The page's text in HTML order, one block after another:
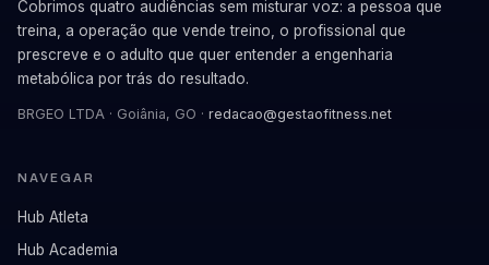
Cobrimos quatro audiências sem misturar voz: a pessoa que
treina, a operação que vende treino, o profissional que
prescreve e o adulto que quer entender a engenharia
metabólica por trás do resultado.
BRGEO LTDA · Goiânia, GO · redacao@gestaofitness.net
NAVEGAR
Hub Atleta
Hub Academia